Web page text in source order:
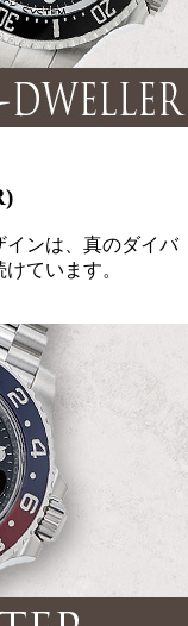
インは、真のダイバ
ています。